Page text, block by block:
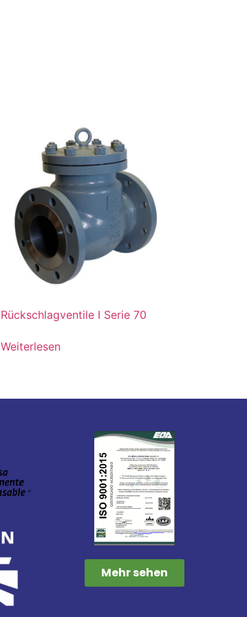
Rückschlagventile I Serie 70
Weiterlesen
Mehr sehen